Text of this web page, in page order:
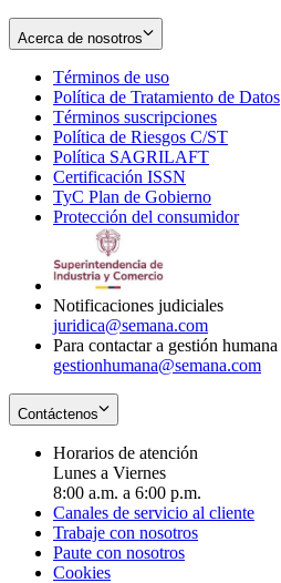
Acerca de nosotros
Términos de uso
in
new
window
Política de Tratamiento de Datos
Términos suscripciones
in
Política de Riesgos C/ST
Política SAGRILAFT
new
window
Certificación ISSN
in
new
TyC Plan de Gobierno
in
Protección del consumidorOpens
Notificaciones judiciales
juridica@semana.com
Para contactar a gestión humana
gestionhumana@semana.com
Contáctenos
Horarios de atención
Lunes a Viernes
8:00 a.m. a 6:00 p.m.
Canales de servicio al cliente
Trabaje con nosotros
Paute con nosotros
Cookies